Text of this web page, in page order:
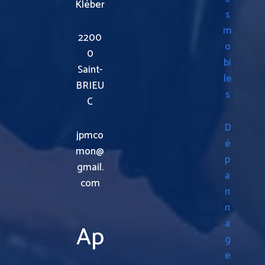
Kléber
2200
0
Saint-
BRIEU
C
jpmco
mon@
gmail.
com
Ap
s
m
o
bi
le
s
D
é
p
a
n
n
a
g
e